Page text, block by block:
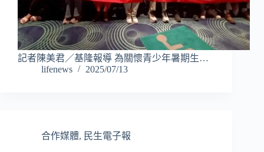
記者陳美君／基隆報導 為關懷青少年暑期生…
lifenews
2025/07/13
合作媒體, 民生電子報